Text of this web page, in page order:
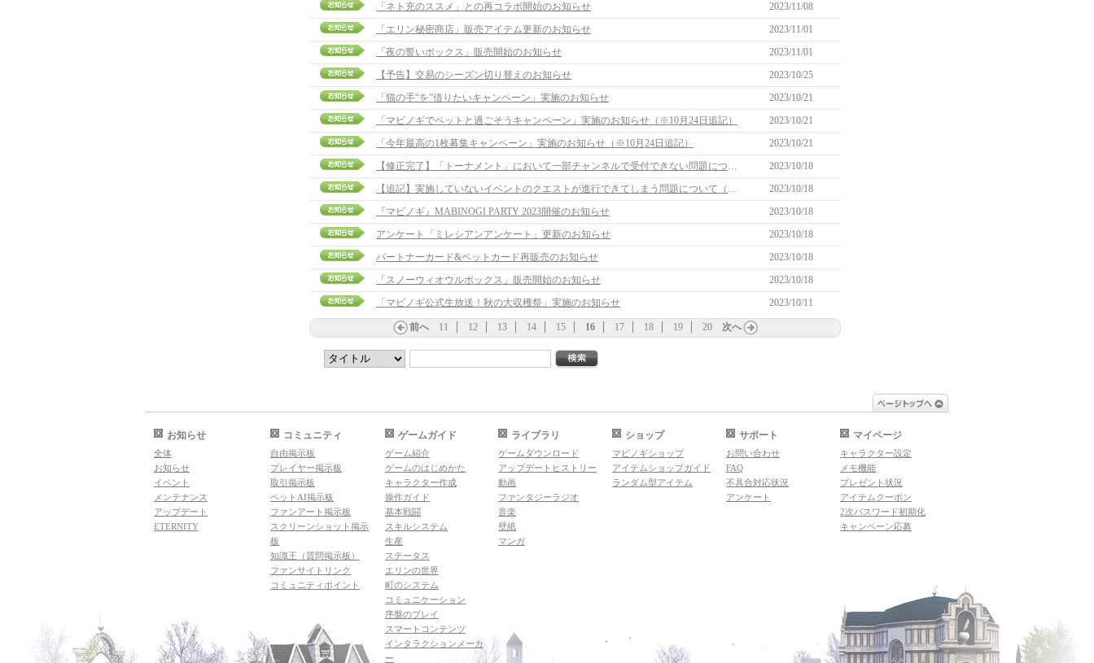
「ネト充のススメ」との再コラボ開始のお知らせ
2023/11/08
「エリン秘密商店」販売アイテム更新のお知らせ
2023/11/01
「夜の誓いボックス」販売開始のお知らせ
2023/11/01
【予告】交易のシーズン切り替えのお知らせ
2023/10/25
「猫の手“を”借りたいキャンペーン」実施のお知らせ
2023/10/21
「マビノギでペットと過ごそうキャンペーン」実施のお知らせ（※10月24日追記）
2023/10/21
「今年最高の1枚募集キャンペーン」実施のお知らせ（※10月24日追記）
2023/10/21
【修正完了】「トーナメント」において一部チャンネルで受付できない問題について(10/20 12:15追記)
2023/10/18
【追記】実施していないイベントのクエストが進行できてしまう問題について（10/25 14:30追記）
2023/10/18
『マビノギ』MABINOGI PARTY 2023開催のお知らせ
2023/10/18
アンケート「ミレシアンアンケート」更新のお知らせ
2023/10/18
パートナーカード&ペットカード再販売のお知らせ
2023/10/18
「スノーウィオウルボックス」販売開始のお知らせ
2023/10/18
「マビノギ公式生放送！秋の大収穫祭」実施のお知らせ
2023/10/11
前へ 11 12 13 14 15 16 17 18 19 20 次へ
お知らせ
全体
お知らせ
イベント
メンテナンス
アップデート
ETERNITY
コミュニティ
自由掲示板
プレイヤー掲示板
取引掲示板
ペットAI掲示板
ファンアート掲示板
スクリーンショット掲示
板
知識王（質問掲示板）
ファンサイトリンク
コミュニティポイント
ゲームガイド
ゲーム紹介
ゲームのはじめかた
キャラクター作成
操作ガイド
基本戦闘
スキルシステム
生産
ステータス
エリンの世界
町のシステム
コミュニケーション
序盤のプレイ
スマートコンテンツ
インタラクションメーカ
ー
ライブラリ
ゲームダウンロード
アップデートヒストリー
動画
ファンタジーラジオ
音楽
壁紙
マンガ
ショップ
マビノギショップ
アイテムショップガイド
ランダム型アイテム
サポート
お問い合わせ
FAQ
不具合対応状況
アンケート
マイページ
キャラクター設定
メモ機能
プレゼント状況
アイテムクーポン
2次パスワード初期化
キャンペーン応募